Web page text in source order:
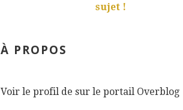
sujet !
À PROPOS
Voir le profil de sur le portail Overblog